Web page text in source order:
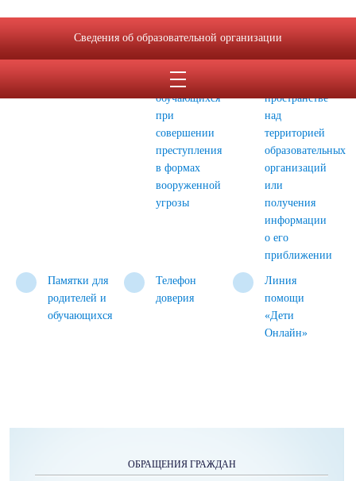
экстремизма
образовательной
организации
обучающихся
при
совершении
преступления
в формах
вооруженной
угрозы
обнаружении
БПЛА в
пространстве
над
территорией
образовательных
организаций
или
получения
информации
о его
приближении
Памятки для
родителей и
обучающихся
Телефон
доверия
Линия
помощи
«Дети
Онлайн»
ОБРАЩЕНИЯ ГРАЖДАН
Сведения об образовательной организации